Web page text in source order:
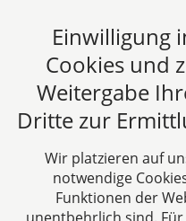
Fax: +49 241 94621-111
E-Mail:
kanzlei@dhk-
Über uns
DH&K ist Ihre erfahrene
Aachen. Wir denken
verstehen uns als Full-
und Steuerberatung auf
persönlichen
Einwilligung
Cookies und
Weitergabe
Dritte zur
Wir platzieren auf
notwendige
Funktionen der